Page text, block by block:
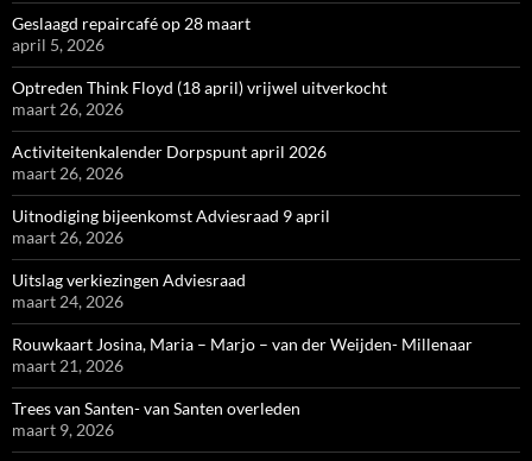
Geslaagd repaircafé op 28 maart
april 5, 2026
Optreden Think Floyd (18 april) vrijwel uitverkocht
maart 26, 2026
Activiteitenkalender Dorpspunt april 2026
maart 26, 2026
Uitnodiging bijeenkomst Adviesraad 9 april
maart 26, 2026
Uitslag verkiezingen Adviesraad
maart 24, 2026
Rouwkaart Josina, Maria – Marjo – van der Weijden- Millenaar
maart 21, 2026
Trees van Santen- van Santen overleden
maart 9, 2026